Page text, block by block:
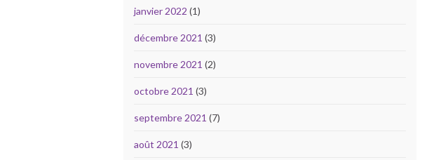
janvier 2022 (1)
décembre 2021 (3)
novembre 2021 (2)
octobre 2021 (3)
septembre 2021 (7)
août 2021 (3)